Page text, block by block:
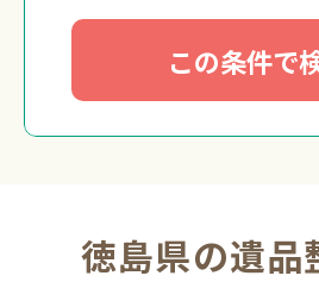
この条件で
徳島県の遺品